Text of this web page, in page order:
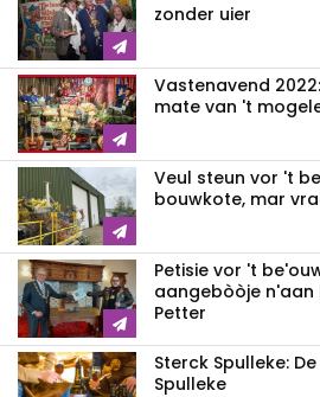
zonder uier
Vastenavend
mate van 't
Veul steun vor 't
bouwkote, mar
Petisie vor 't
aangebòòje
Petter
Sterck Spulleke:
Spulleke